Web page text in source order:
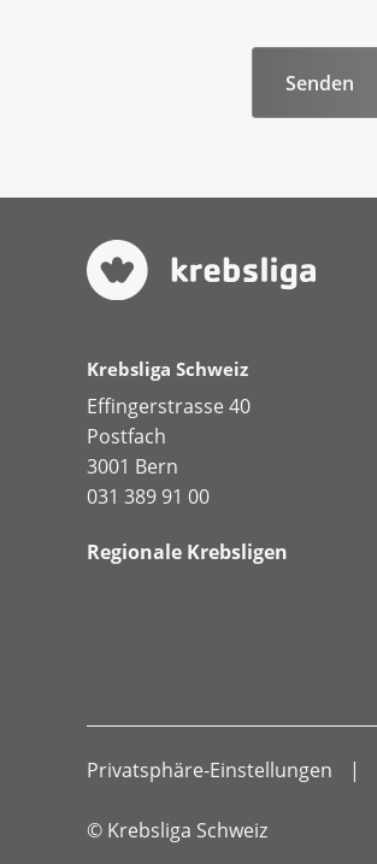
Krebsliga Schweiz
Effingerstrasse 40
Postfach
3001 Bern
031 389 91 00
Regionale Krebsligen
Privatsphäre-Einstellungen
© Krebsliga Schweiz